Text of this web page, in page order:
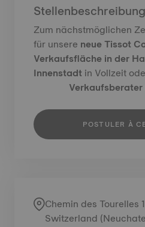
Stellenbeschreibung
Zum nächstmöglichen
für unsere neue Tissot
Verkaufsfläche in der
Innenstadt in Vollzeit
POSTULER À
Chemin des Tourelles
Switzerland